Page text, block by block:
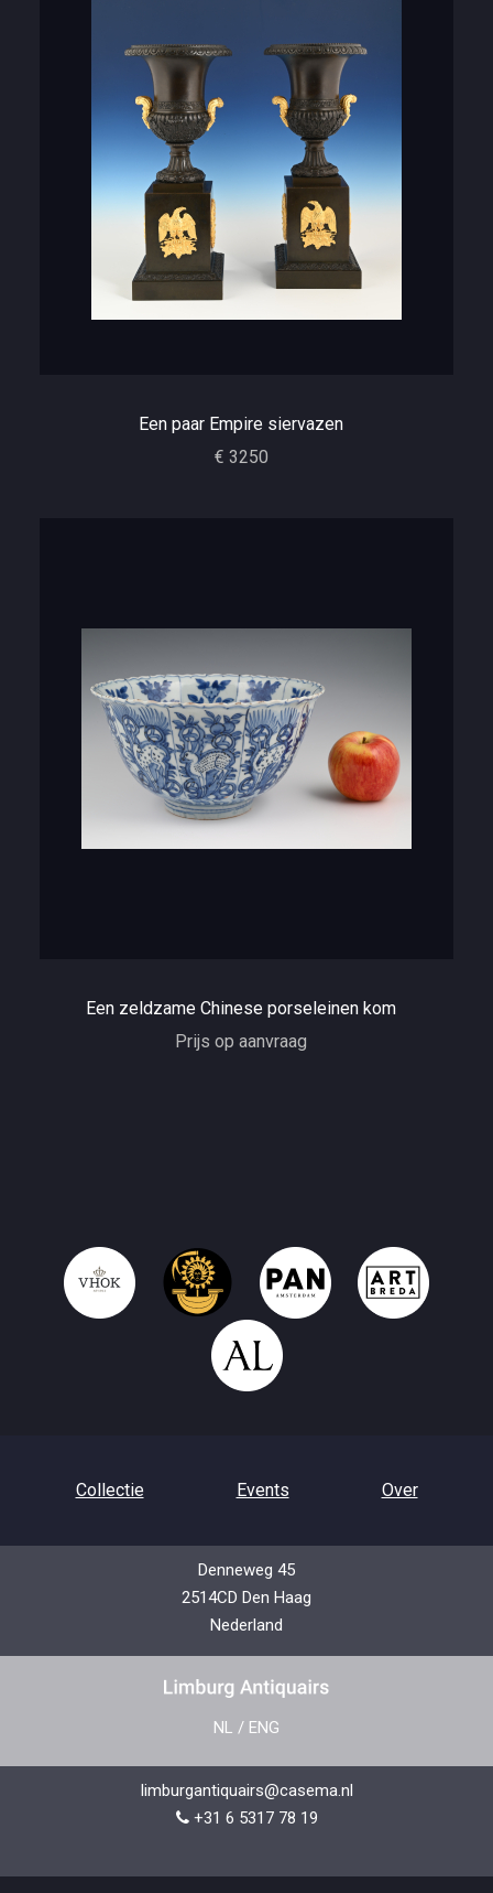
Een paar Empire siervazen
€ 3250
Een zeldzame Chinese porseleinen kom
Prijs op aanvraag
Collectie Events Over
Privacybeleid
Denneweg 45
2514CD Den Haag
Nederland
NL / ENG
limburgantiquairs@casema.nl
+31 6 5317 78 19